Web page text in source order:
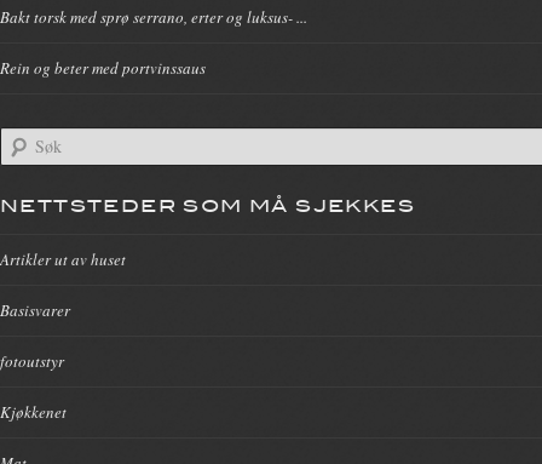
Bakt torsk med sprø serrano, erter og luksus- ...
Rein og beter med portvinssaus
NETTSTEDER SOM MÅ SJEKKES
Artikler ut av huset
Basisvarer
fotoutstyr
Kjøkkenet